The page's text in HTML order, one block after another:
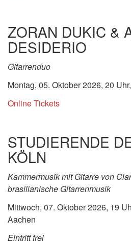
ZORAN DUKIC &
DESIDERIO
Gitarrenduo
Montag, 05. Oktober 2026, 20
Online Tickets
STUDIERENDE
KÖLN
Kammermusik mit Gitarre von
brasilianische Gitarrenmusik
Mittwoch, 07. Oktober 2026, 19
Aachen
Eintritt frei